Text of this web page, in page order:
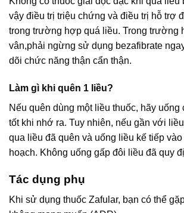
vậy điều trị triệu chứng và điều trị hỗ trợ
trong trường hợp quá liều. Trong trường
vân,phải ngừng sử dụng bezafibrate
dõi chức năng thận cẩn thận.
Làm gì khi quên 1 liều?
Nếu quên dùng một liều thuốc, hãy uống
tốt khi nhớ ra. Tuy nhiên, nếu gần với
qua liều đã quên và uống liều kế tiếp
hoạch. Không uống gấp đôi liều đã quy
Tác dụng phụ
Khi sử dụng thuốc Zafular, bạn có thể